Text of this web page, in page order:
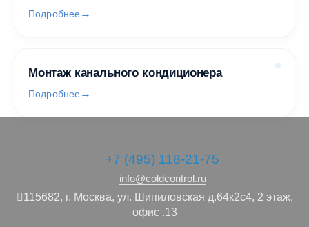
Подробнее
Монтаж канального кондиционера
Подробнее
+7 (495) 118-21-75
info@coldcontrol.ru
115682, г. Москва, ул. Шипиловская д.64к2с4, 2 этаж,
офис .13